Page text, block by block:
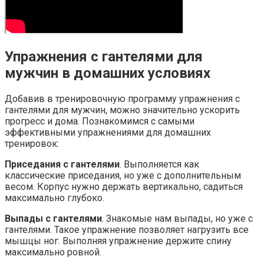
Упражнения с гантелями для
мужчин в домашних условиях
Добавив в тренировочную программу упражнения с
гантелями для мужчин, можно значительно ускорить
прогресс и дома. Познакомимся с самыми
эффективными упражнениями для домашних
тренировок:
Приседания с гантелями. Выполняется как
классические приседания, но уже с дополнительным
весом. Корпус нужно держать вертикально, садиться
максимально глубоко.
Выпады с гантелями. Знакомые нам выпады, но уже с
гантелями. Такое упражнение позволяет нагрузить все
мышцы ног. Выполняя упражнение держите спину
максимально ровной.